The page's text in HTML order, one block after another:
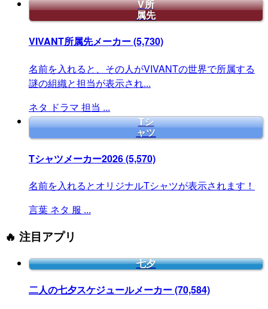
V所
属先
VIVANT所属先メーカー(5,730)
名前を入れると、その人がVIVANTの世界で所属する
謎の組織と担当が表示され...
ネタ ドラマ 担当 ...
Tシ
ャツ
Tシャツメーカー2026(5,570)
名前を入れるとオリジナルTシャツが表示されます！
言葉 ネタ 服 ...
🔥 注目アプリ
七夕
二人の七夕スケジュールメーカー(70,584)